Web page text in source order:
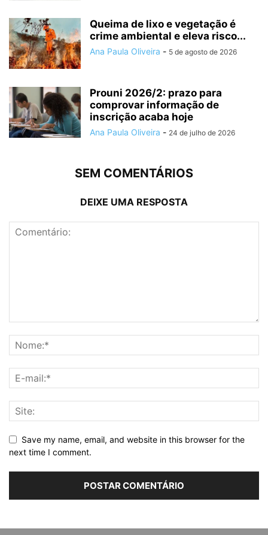
Queima de lixo e vegetação é
crime ambiental e eleva risco...
Ana Paula Oliveira - 5 de agosto de 2026
Prouni 2026/2: prazo para
comprovar informação de
inscrição acaba hoje
Ana Paula Oliveira - 24 de julho de 2026
SEM COMENTÁRIOS
DEIXE UMA RESPOSTA
Save my name, email, and website in this browser for the
next time I comment.